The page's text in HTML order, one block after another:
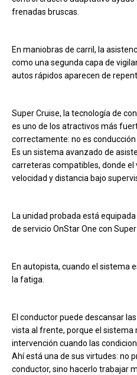
frenadas bruscas.
En maniobras de carril, la
como una segunda capa de
autos rápidos aparecen de
Super Cruise, la tecnología de
es uno de los atractivos más
correctamente: no es conducción
Es un sistema avanzado de
carreteras compatibles, donde
velocidad y distancia bajo
La unidad probada está
de servicio OnStar One con Super
En autopista, cuando el sistema
la fatiga.
El conductor puede descansar
vista al frente, porque el sistema
intervención cuando las
Ahí está una de sus virtudes: no
conductor, sino hacerlo trabajar